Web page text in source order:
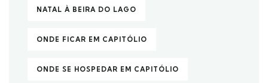
NATAL À BEIRA DO LAGO
ONDE FICAR EM CAPITÓLIO
ONDE SE HOSPEDAR EM CAPITÓLIO